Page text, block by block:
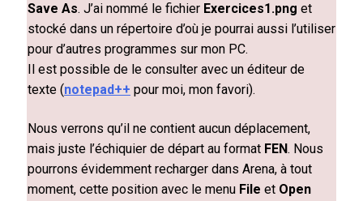
Save As. J’ai nommé le fichier Exercices1.png et
stocké dans un répertoire d’où je pourrai aussi l’utiliser
pour d’autres programmes sur mon PC.
Il est possible de le consulter avec un éditeur de
texte (notepad++ pour moi, mon favori).
Nous verrons qu’il ne contient aucun déplacement,
mais juste l’échiquier de départ au format FEN. Nous
pourrons évidemment recharger dans Arena, à tout
moment, cette position avec le menu File et Open